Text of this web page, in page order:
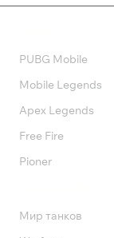
PUBG Mobile
Mobile Legends
Apex Legends
Free Fire
Pioner
Мир танков